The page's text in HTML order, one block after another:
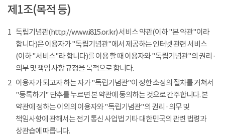
제1조(목적 등)
1 독립기념관(http://www.i815.or.kr) 서비스 약관(이하 "본 약관"이라
합니다)은 이용자가 "독립기념관"에서 제공하는 인터넷 관련 서비스
(이하 "서비스"라 합니다)를 이용 할 때 이용자와 "독립기념관"의 권리 ·
의무 및 책임 사항 규정을 목적으로 합니다.
2 이용자가 되고자 하는 자가 "독립기념관"이 정한 소정의 절차를 거쳐서
"등록하기" 단추를 누르면 본 약관에 동의하는 것으로 간주합니다. 본
약관에 정하는 이외의 이용자와 "독립기념관"의 권리 · 의무 및
책임사항에 관해서는 전기 통신 사업법 기타 대한민국의 관련 법령과
상관습에 따릅니다.